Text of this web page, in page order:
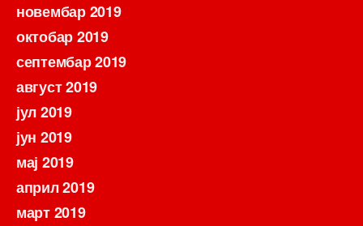
новембар 2019
октобар 2019
септембар 2019
август 2019
јул 2019
јун 2019
мај 2019
април 2019
март 2019